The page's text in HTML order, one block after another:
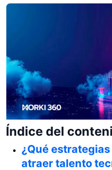
Índice del
¿Qué
atraer talento